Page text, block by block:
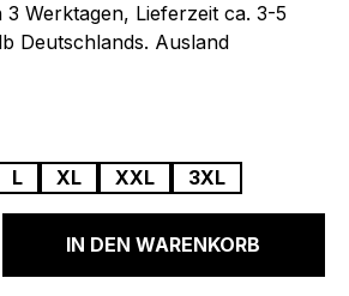
3 Werktagen, Lieferzeit ca. 3-5
Deutschlands. Ausland
L XL XXL 3XL
Gib den
IN DEN WARENKORB